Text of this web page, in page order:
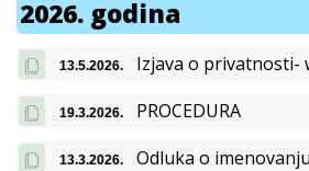
2026. godina
13.5.2026. Izjava o privatnosti-
19.3.2026. PROCEDURA
13.3.2026.
Odluka o